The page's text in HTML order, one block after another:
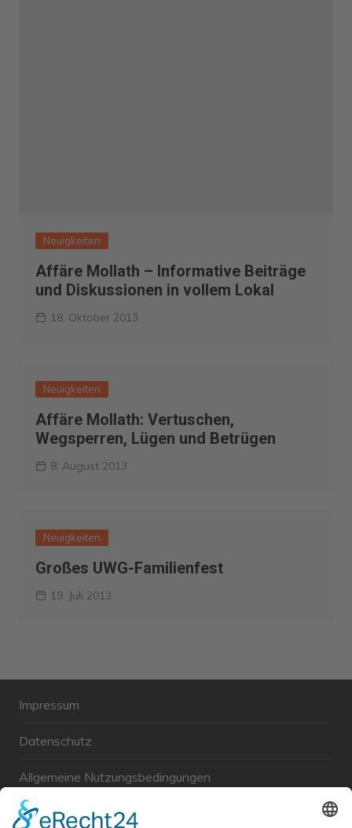
Neuigkeiten
Affäre Mollath – Informative Beiträge
und Diskussionen in vollem Lokal
18. Oktober 2013
Neuigkeiten
Affäre Mollath: Vertuschen,
Wegsperren, Lügen und Betrügen
8. August 2013
Neuigkeiten
Großes UWG-Familienfest
19. Juli 2013
Impressum
Datenschutz
Allgemeine Nutzungsbedingungen
Links